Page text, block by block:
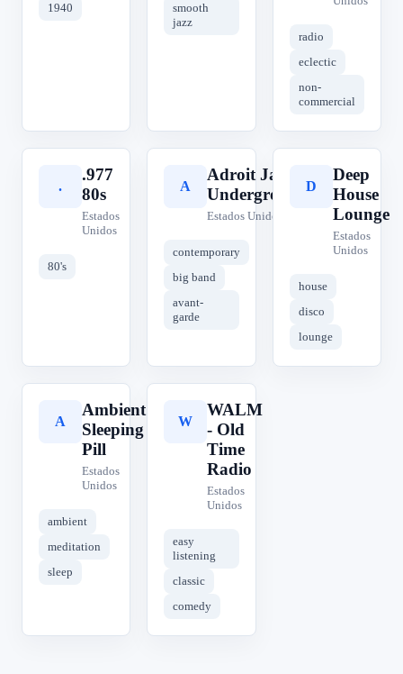
1940
smooth
jazz
radio
eclectic
non-
commercial
.
.977
80s
Estados
Unidos
80's
A
Adroit Jazz
Underground
Estados Unidos
contemporary
big band
avant-
garde
D
Deep
House
Lounge
Estados
Unidos
house
disco
lounge
A
Ambient
Sleeping
Pill
Estados
Unidos
ambient
meditation
sleep
W
WALM
- Old
Time
Radio
Estados
Unidos
easy
listening
classic
comedy